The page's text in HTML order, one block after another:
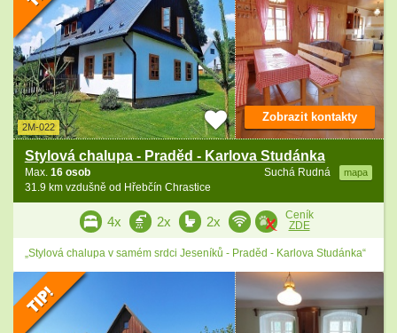
2M-022
Stylová chalupa - Praděd - Karlova Studánka
Suchá Rudná mapa
Max. 16 osob
31.9 km vzdušně od Hřebčín Chrastice
Zobrazit kontakty
4x 2x 2x
Ceník
ZDE
„Stylová chalupa v samém srdci Jeseníků - Praděd - Karlova Studánka“